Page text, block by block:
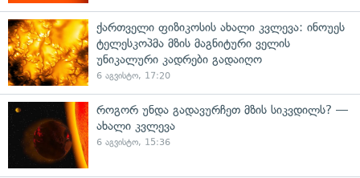
ქართველი ფიზიკოსის ახალი კვლევა: ინოუეს
ტელესკოპმა მზის მაგნიტური ველის
უნიკალური კადრები გადაიღო
6 აგვისტო, 17:20
როგორ უნდა გადავურჩეთ მზის სიკვდილს? —
ახალი კვლევა
6 აგვისტო, 15:36